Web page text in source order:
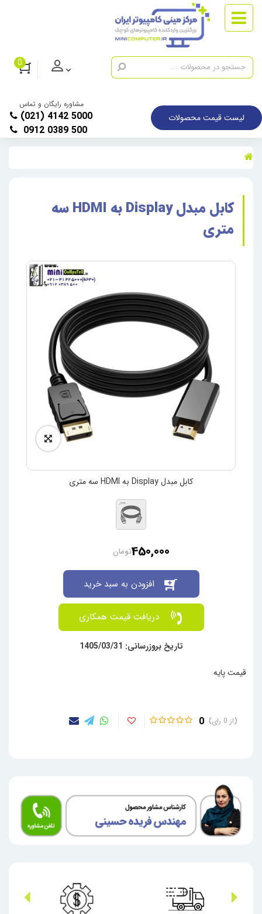
0
لیست قیمت محصولات
مشاوره رایگان و تماس
(021) 4142 5000
0912 0389 500
کابل مبدل Display به HDMI سه
متری
کابل مبدل Display به HDMI سه متری
0 0
قیمت پایه
450,000تومان
تاریخ بروزرسانی: 1405/03/31
افزودن به سبد خرید
دریافت قیمت همکاری